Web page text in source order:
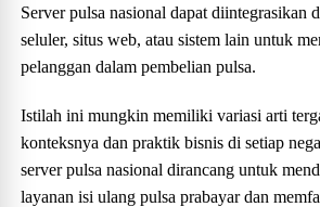
Server pulsa nasional dapat diintegrasikan
seluler, situs web, atau sistem lain untuk
pelanggan dalam pembelian pulsa.
Istilah ini mungkin memiliki variasi arti
konteksnya dan praktik bisnis di setiap
server pulsa nasional dirancang untuk
layanan isi ulang pulsa prabayar dan